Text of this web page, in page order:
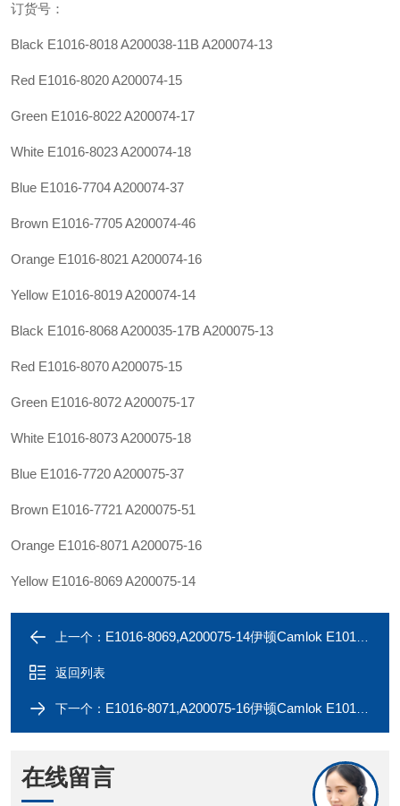
订货号：
Black E1016-8018A200038-11B A200074-13
Red E1016-8020 A200074-15
Green E1016-8022 A200074-17
White E1016-8023 A200074-18
Blue E1016-7704 A200074-37
Brown E1016-7705 A200074-46
Orange E1016-8021 A200074-16
Yellow E1016-8019 A200074-14
Black E1016-8068A200035-17B A200075-13
Red E1016-8070 A200075-15
Green E1016-8072 A200075-17
White E1016-8073 A200075-18
Blue E1016-7720 A200075-37
Brown E1016-7721 A200075-51
Orange E1016-8071 A200075-16
Yellow E1016-8069 A200075-14
上一个： E1016-8069,A200075-14伊顿Camlok E1016-8019,A200074-14插头235A
返回列表
下一个： E1016-8071,A200075-16伊顿Camlok E1016-8021,A200074-16插头235A
在线留言